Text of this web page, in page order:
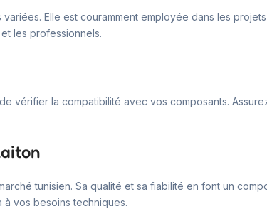
Elle est couramment employée dans les
les professionnels.
vérifier la compatibilité avec vos composants.
tunisien. Sa qualité et sa fiabilité en font un
vos besoins techniques.